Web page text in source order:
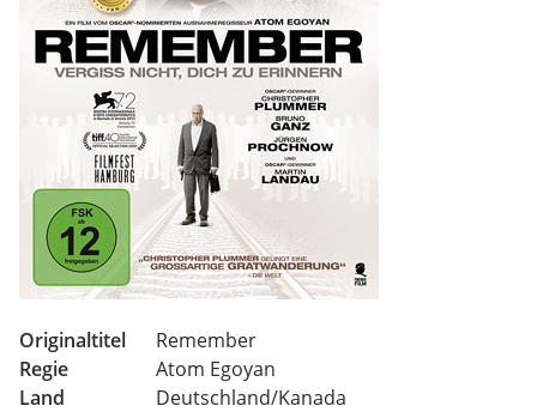
Originaltitel
Remember
Regie
Atom Egoyan
Land
Deutschland/Kanada